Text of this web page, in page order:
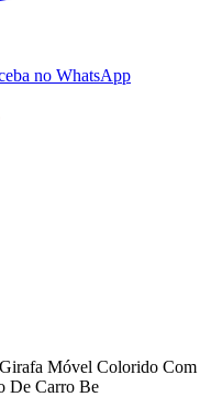
no WhatsApp
Móvel Colorido Com
De Carro Be